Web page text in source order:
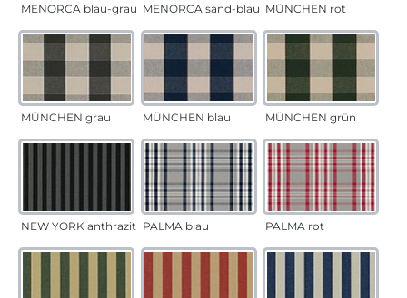
MENORCA blau-grau MENORCA sand-blau MÜNCHEN rot
MÜNCHEN grau MÜNCHEN blau MÜNCHEN grün
NEW YORK anthrazit PALMA blau PALMA rot